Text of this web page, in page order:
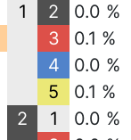
1
2
0.0 %
3
0.1 %
4
0.0 %
5
0.1 %
2
1
0.0 %